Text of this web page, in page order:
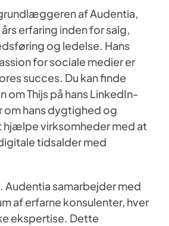
af Audentia,
erfaring inden for salg,
og ledelse. Hans
for sociale medier er
succes. Du kan finde
om Thijs på hans LinkedIn-
om hans dygtighed og
hjælpe virksomheder med at
tidsalder med
Audentia samarbejder med
af erfarne konsulenter, hver
ekspertise. Dette